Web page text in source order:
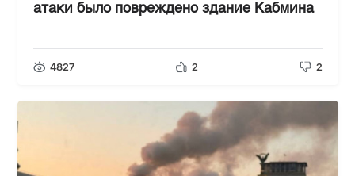
атаки было повреждено здание Кабмина
4827 2 2